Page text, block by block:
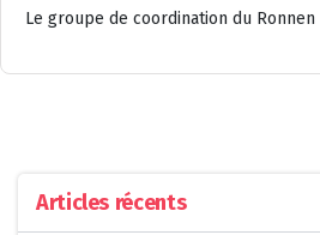
Le groupe de coordination du Ronnen
Articles récents